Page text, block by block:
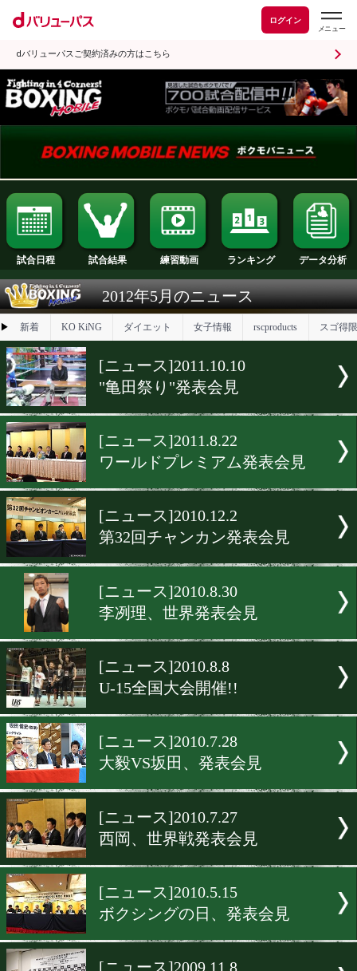
ログイン
dバリューパスご契約済みの方はこちら
試合日程 試合結果 練習動画 ランキング
2012年5月のニュース
▶ 新着 KO KiNG ダイエット 女子情報
[ニュース]2011.10.10
"亀田祭り"発表会見
[ニュース]2011.8.22
[ニュース]2010.12.2
第32回チャンカン発表会見
[ニュース]2010.8.30
李冽理、世界発表会見
U-15全国大会開催!!
[ニュース]2010.7.28
大毅VS坂田、発表会見